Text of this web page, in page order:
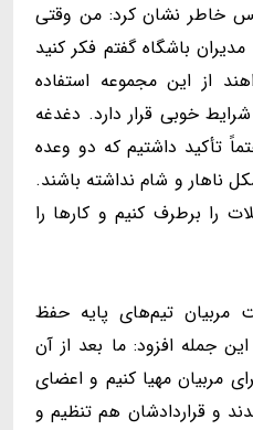
خاطر نشان کرد: من وقتی
باشگاه گفتم فکر کنید
از این مجموعه استفاده
خوبی قرار دارد. دغدغه
تأکید داشتیم که دو وعده
ناهار و شام نداشته باشند.
را برطرف کنیم و کارها را
تیم‌های پایه حفظ
جمله افزود: ما بعد از آن
مربیان مهیا کنیم و اعضای
و قراردادشان هم تنظیم و